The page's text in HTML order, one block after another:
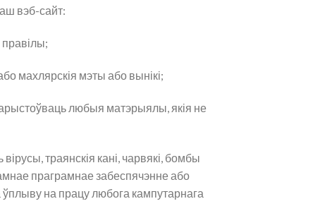
вэб-сайт:
махлярскія мэты або вынікі;
любыя матэрыялы, якія не
траянскія кані, чарвякі, бомбы
праграмнае забеспячэнне або
на працу любога кампутарнага